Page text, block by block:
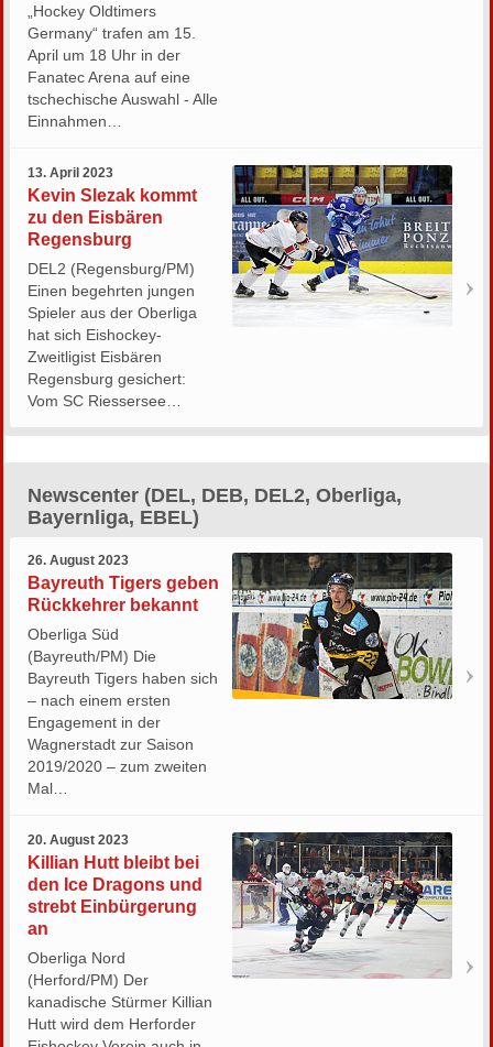
„Hockey Oldtimers
Germany“ trafen am 15.
April um 18 Uhr in der
Fanatec Arena auf eine
tschechische Auswahl - Alle
Einnahmen…
13. April 2023
Kevin Slezak kommt
zu den Eisbären
Regensburg
DEL2 (Regensburg/PM)
Einen begehrten jungen
Spieler aus der Oberliga
hat sich Eishockey-
Zweitligist Eisbären
Regensburg gesichert:
Vom SC Riessersee…
Newscenter (DEL, DEB, DEL2, Oberliga,
Bayernliga, EBEL)
26. August 2023
Bayreuth Tigers geben
Rückkehrer bekannt
Oberliga Süd
(Bayreuth/PM) Die
Bayreuth Tigers haben sich
– nach einem ersten
Engagement in der
Wagnerstadt zur Saison
2019/2020 – zum zweiten
Mal…
20. August 2023
Killian Hutt bleibt bei
den Ice Dragons und
strebt Einbürgerung
an
Oberliga Nord
(Herford/PM) Der
kanadische Stürmer Killian
Hutt wird dem Herforder